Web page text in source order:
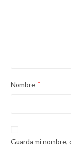
Nombre *
Guarda mi